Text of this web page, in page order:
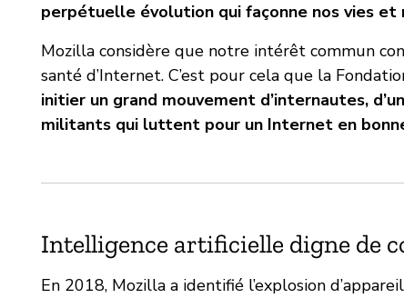
perpétuelle évolution qui façonne nos vies et
Mozilla considère que notre intérêt commun
santé d’Internet. C’est pour cela que la
initier un grand mouvement d’internautes,
militants qui luttent pour un Internet en
Intelligence artificielle digne de
En 2018, Mozilla a identifié l’explosion